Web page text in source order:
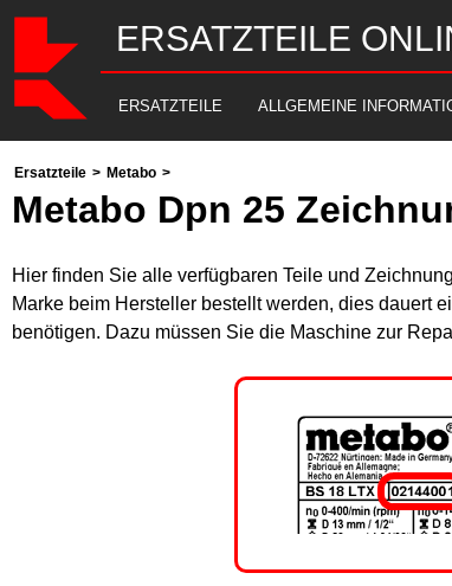
ERSATZTEILE
ERSATZTEILE ALLGEMEINE
Ersatzteile > Metabo >
Metabo Dpn 25
Hier finden Sie alle verfügbaren Teile und
Marke beim Hersteller bestellt werden, dies dauert
benötigen. Dazu müssen Sie die Maschine zur